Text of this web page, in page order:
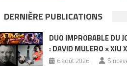
DERNIÈRE PUBLICATIONS
DUO IMPROBABLE DU
: DAVID MULERO × XIU
6 août 2026